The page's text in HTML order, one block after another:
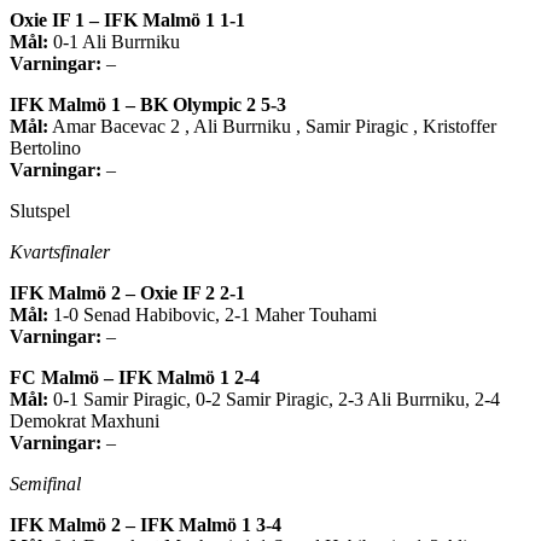
Oxie IF 1 – IFK Malmö 1 1-1
Mål: 0-1 Ali Burrniku
Varningar: –
IFK Malmö 1 – BK Olympic 2 5-3
Mål: Amar Bacevac 2 , Ali Burrniku , Samir Piragic , Kristoffer
Bertolino
Varningar: –
Slutspel
Kvartsfinaler
IFK Malmö 2 – Oxie IF 2 2-1
Mål: 1-0 Senad Habibovic, 2-1 Maher Touhami
Varningar: –
FC Malmö – IFK Malmö 1 2-4
Mål: 0-1 Samir Piragic, 0-2 Samir Piragic, 2-3 Ali Burrniku, 2-4
Demokrat Maxhuni
Varningar: –
Semifinal
IFK Malmö 2 – IFK Malmö 1 3-4